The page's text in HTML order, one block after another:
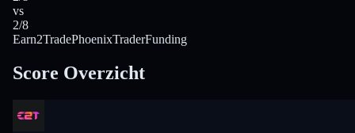
vs
2/8
Earn2TradePhoenixTraderFunding
Score Overzicht